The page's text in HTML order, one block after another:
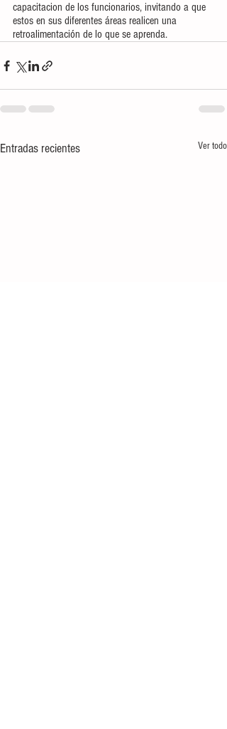
capacitacion de los funcionarios, invitando a que
estos en sus diferentes áreas realicen una
retroalimentación de lo que se aprenda.
Entradas recientes Ver todo